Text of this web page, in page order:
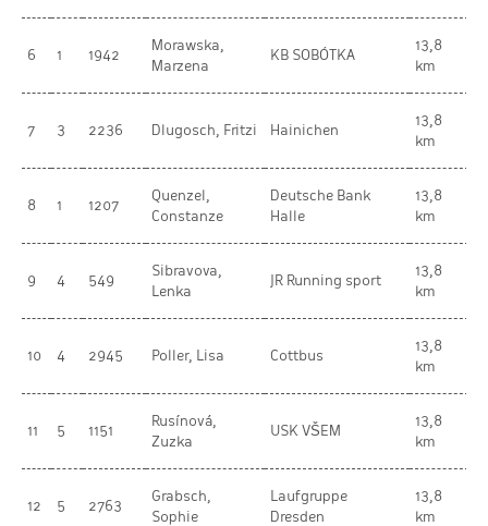
6 1 1942
Morawska,
Marzena
KB SOBÓTKA
13,8
km
7 3 2236 Dlugosch, Fritzi Hainichen
13,8
km
8 1 1207
Quenzel,
Constanze
Deutsche Bank
Halle
13,8
km
9 4 549
Sibravova,
Lenka
JR Running sport
13,8
km
10 4 2945 Poller, Lisa Cottbus
13,8
km
11 5 1151
Rusínová,
Zuzka
USK VŠEM
13,8
km
12 5 2763
Grabsch,
Sophie
Laufgruppe
Dresden
13,8
km